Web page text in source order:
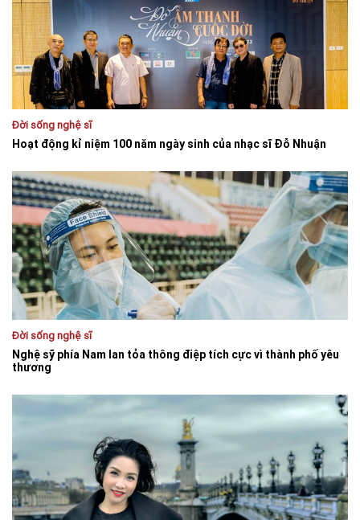
Đời sống nghệ sĩ
Hoạt động kỉ niệm 100 năm ngày sinh của nhạc sĩ Đỗ Nhuận
Đời sống nghệ sĩ
Nghệ sỹ phía Nam lan tỏa thông điệp tích cực vì thành phố yêu
thương